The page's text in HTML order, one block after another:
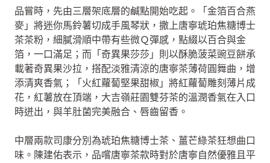
品嘗時，先由三層架底層的鹹點開始吃起。「金箔百合燕
麥」將迷你馬鈴薯切成手風琴狀，撒上唐寧琥珀焦糖博士
茶茶粉，細膩滑順中帶有些微Ｑ彈感，點綴以百合與金
箔，一口滿足；而「奇異果莎莎」則以酥脆菠菜豌豆餅承
載著奇異果沙拉，搭配淡雅清涼的唐寧茶薄荷圓舞曲，增
添清爽香氣；「火紅蘿蔔堅果甜椒」將紅蘿蔔雕刻薄片成
花，紅薯放在頂端，大吉嶺莊園雙芬茶的溫潤香氣在入口
時迸出，與羊肚菌完美融合、唇齒留香。
中層兩款司康分別為琥珀焦糖博士茶、薑芒綠茶狂想曲口
味。陳建佑表示，品嚐唐寧茶款時對於唐寧自然優雅且平